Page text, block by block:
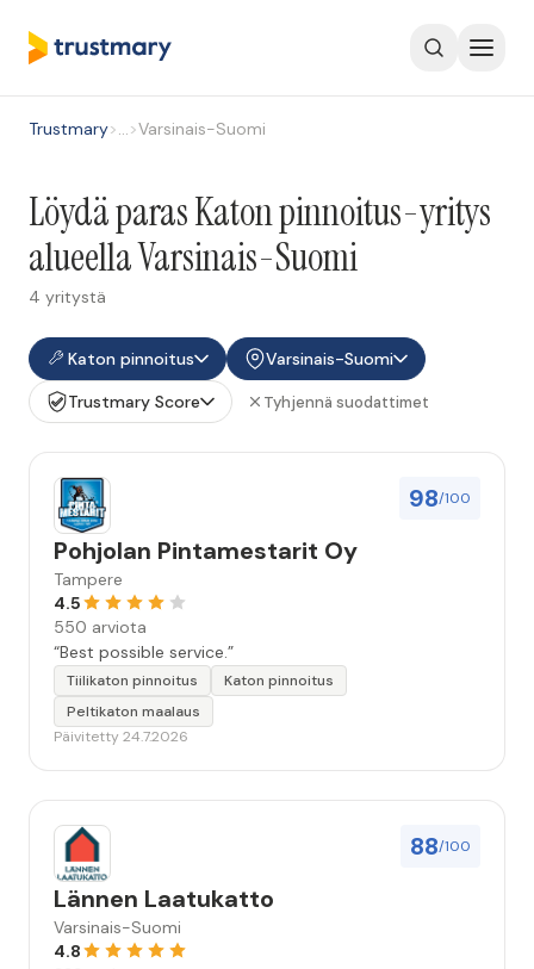
Trustmary>…>Varsinais-Suomi
Löydä paras Katon pinnoitus-yritys
alueella Varsinais-Suomi
4 yritystä
Katon pinnoitus
Varsinais-Suomi
Trustmary Score
Tyhjennä suodattimet
98/100
Pohjolan Pintamestarit Oy
Tampere
4.5
550 arviota
“Best possible service.”
Tiilikaton pinnoitus
Katon pinnoitus
Peltikaton maalaus
Päivitetty 24.7.2026
88/100
Lännen Laatukatto
Varsinais-Suomi
4.8